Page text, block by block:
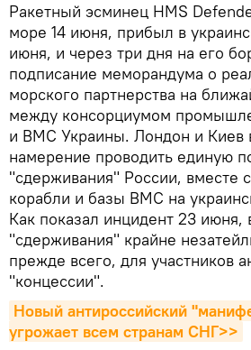
Ракетный эсминец HMS
море 14 июня, прибыл в
июня, и через три дня на его
подписание меморандума о
морского партнерства на
между консорциумом
и ВМС Украины. Лондон и Киев
намерение проводить единую
"сдерживания" России, вместе
корабли и базы ВМС на
Как показал инцидент 23 июня,
"сдерживания" крайне
прежде всего, для участников
"концессии".
Новый антироссийский
угрожает всем странам СНГ>>